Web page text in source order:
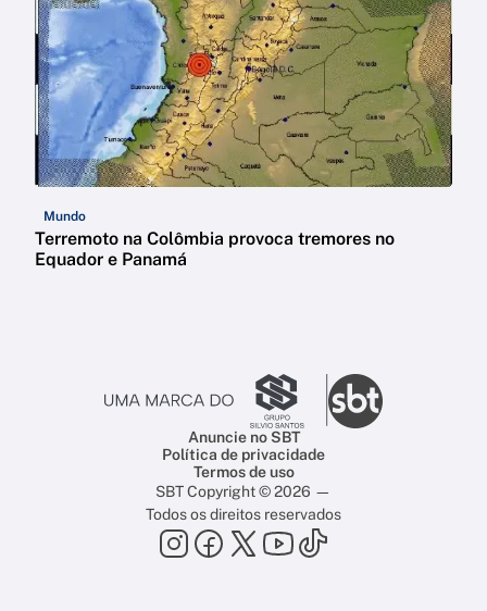
Mundo
Terremoto na Colômbia provoca tremores no
Equador e Panamá
Anuncie no SBT
Política de privacidade
Termos de uso
SBT Copyright © 2026 —
Todos os direitos reservados